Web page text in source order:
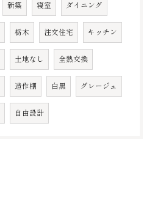
新築 寝室 ダイニング
栃木 注文住宅 キッチン
土地なし 全熱交換
造作棚 白黒 グレージュ
自由設計